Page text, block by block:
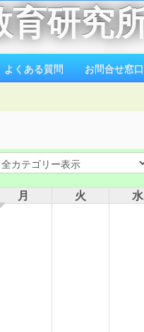
育研究
よくある質問 お問合せ窓口
月 火 水